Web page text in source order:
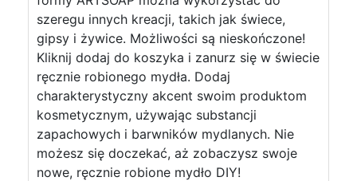
szeregu innych kreacji, takich jak świece,
gipsy i żywice. Możliwości są nieskończone!
Kliknij dodaj do koszyka i zanurz się w świecie
ręcznie robionego mydła. Dodaj
charakterystyczny akcent swoim produktom
kosmetycznym, używając substancji
zapachowych i barwników mydlanych. Nie
możesz się doczekać, aż zobaczysz swoje
nowe, ręcznie robione mydło DIY!